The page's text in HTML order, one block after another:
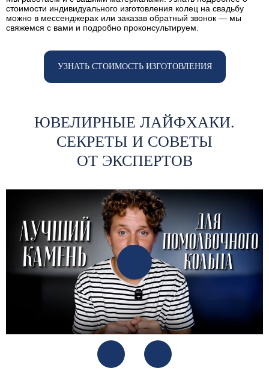
стоимости индивидуального изготовления колец на свадьбу
можно в мессенджерах или заказав обратный звонок — мы
свяжемся с вами и подробно проконсультируем.
УЗНАТЬ СТОИМОСТЬ ИЗГОТОВЛЕНИЯ
ЮВЕЛИРНЫЕ ЛАЙФХАКИ.
СЕКРЕТЫ И СОВЕТЫ
ОТ ЭКСПЕРТОВ